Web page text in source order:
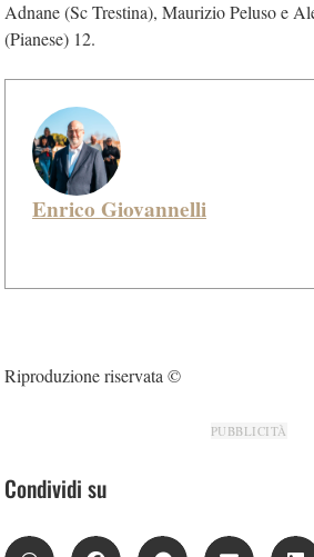
Adnane (Sc Trestina), Maurizio Peluso e
(Pianese) 12.
Enrico Giovannelli
Riproduzione riservata ©
PUBBLICITÀ
Condividi su